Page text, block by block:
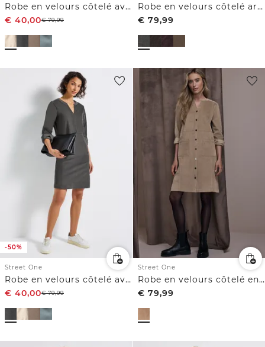
Robe en velours côtelé avec col fendu
€ 40,00€79,99
Robe en velours côtelé arrivant aux genoux, à fermeture zip
€ 79,99
-50%
Street One
Robe en velours côtelé avec col fendu
€ 40,00€79,99
Street One
Robe en velours côtelé en couleur unie
€ 79,99